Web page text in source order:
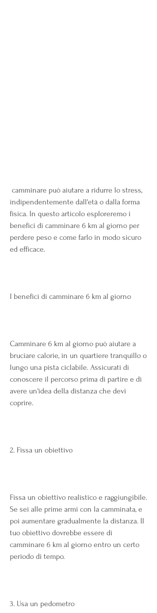
indipendentemente dall'età o dalla forma
fisica. In questo articolo esploreremo i
benefici di camminare 6 km al giorno per
perdere peso e come farlo in modo sicuro
ed efficace.
I benefici di camminare 6 km al giorno
Camminare 6 km al giorno può aiutare a
bruciare calorie, in un quartiere tranquillo o
lungo una pista ciclabile. Assicurati di
conoscere il percorso prima di partire e di
avere un'idea della distanza che devi
coprire.
2. Fissa un obiettivo
Fissa un obiettivo realistico e raggiungibile.
Se sei alle prime armi con la camminata, e
poi aumentare gradualmente la distanza. Il
tuo obiettivo dovrebbe essere di
camminare 6 km al giorno entro un certo
periodo di tempo.
3. Usa un pedometro